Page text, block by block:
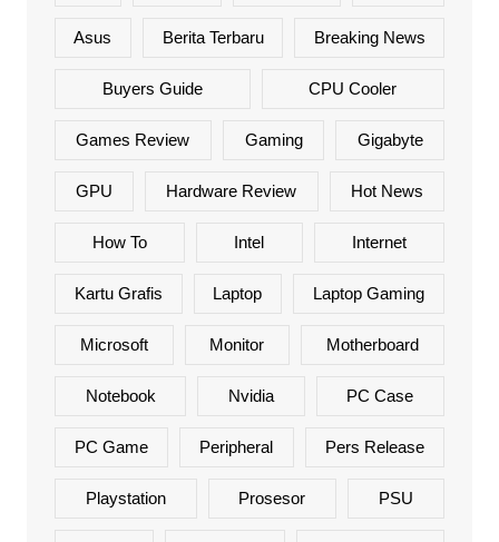
Asus Berita Terbaru Breaking News
Buyers Guide CPU Cooler
Games Review Gaming Gigabyte
GPU Hardware Review Hot News
How To Intel Internet
Kartu Grafis Laptop Laptop Gaming
Microsoft Monitor Motherboard
Notebook Nvidia PC Case
PC Game Peripheral Pers Release
Playstation Prosesor PSU